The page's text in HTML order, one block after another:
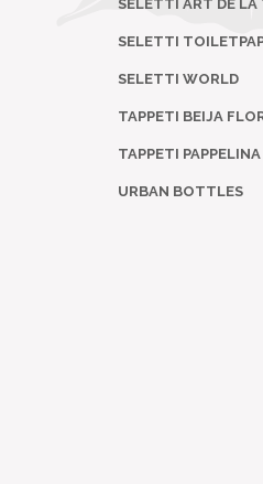
SELETTI ART DE LA
SELETTI
SELETTI WORLD
TAPPETI BEIJA
TAPPETI PAPPELINA
URBAN BOTTLES